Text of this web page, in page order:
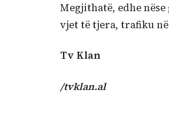
Megjithatë, edhe
vjet të tjera, trafiku
Tv Klan
/tvklan.al